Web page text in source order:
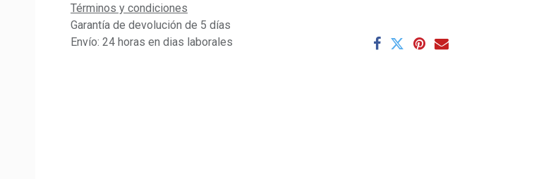
Términos y condiciones
Garantía de devolución de 5 días
Envío: 24 horas en dias laborales